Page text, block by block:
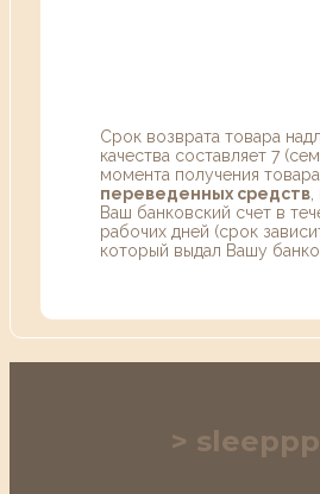
Срок возврата товара
качества составляет 7
момента получения товара.
переведенных средств
Ваш банковский счет в
рабочих дней (срок
который выдал Вашу